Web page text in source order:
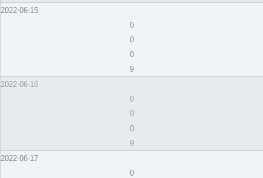
2022-06-15
0
0
0
9
2022-06-16
0
0
0
9
2022-06-17
0